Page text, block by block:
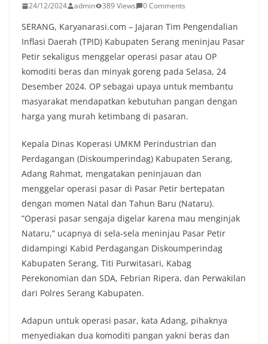
24/12/2024 admin 389 Views 0 Comments
SERANG, Karyanarasi.com – Jajaran Tim Pengendalian
Inflasi Daerah (TPID) Kabupaten Serang meninjau Pasar
Petir sekaligus menggelar operasi pasar atau OP
komoditi beras dan minyak goreng pada Selasa, 24
Desember 2024. OP sebagai upaya untuk membantu
masyarakat mendapatkan kebutuhan pangan dengan
harga yang murah ketimbang di pasaran.
Kepala Dinas Koperasi UMKM Perindustrian dan
Perdagangan (Diskoumperindag) Kabupaten Serang,
Adang Rahmat, mengatakan peninjauan dan
menggelar operasi pasar di Pasar Petir bertepatan
dengan momen Natal dan Tahun Baru (Nataru).
”Operasi pasar sengaja digelar karena mau menginjak
Nataru,” ucapnya di sela-sela meninjau Pasar Petir
didampingi Kabid Perdagangan Diskoumperindag
Kabupaten Serang, Titi Purwitasari, Kabag
Perekonomian dan SDA, Febrian Ripera, dan Perwakilan
dari Polres Serang Kabupaten.
Adapun untuk operasi pasar, kata Adang, pihaknya
menyediakan dua komoditi pangan yakni beras dan